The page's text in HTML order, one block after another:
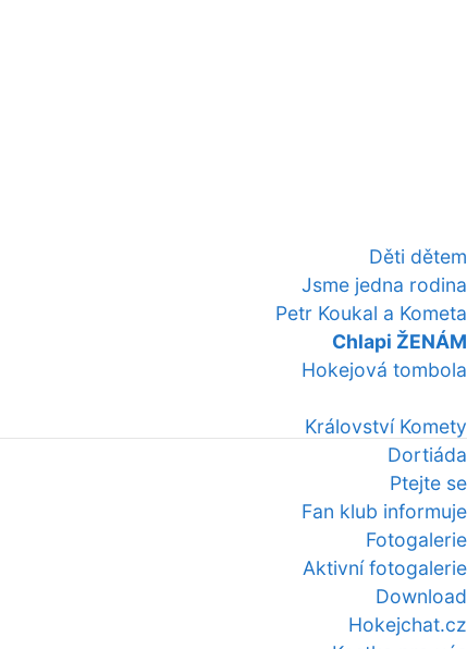
Děti dětem
Jsme jedna rodina
Petr Koukal a Kometa
Chlapi ŽENÁM
Hokejová tombola
Království Komety
Dortiáda
Ptejte se
Fan klub informuje
Fotogalerie
Aktivní fotogalerie
Download
Hokejchat.cz